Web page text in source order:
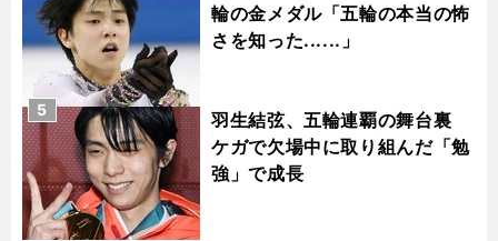
輪の金メダル「五輪の本当の怖
さを知った......」
羽生結弦、五輪連覇の舞台裏
ケガで欠場中に取り組んだ「勉
強」で成長
5